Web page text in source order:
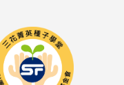
http://